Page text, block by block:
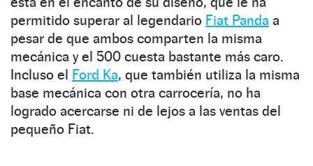
permitido superar al legendario Fiat Panda a
pesar de que ambos comparten la misma
mecánica y el 500 cuesta bastante más caro.
Incluso el Ford Ka, que también utiliza la misma
base mecánica con otra carrocería, no ha
logrado acercarse ni de lejos a las ventas del
pequeño Fiat.